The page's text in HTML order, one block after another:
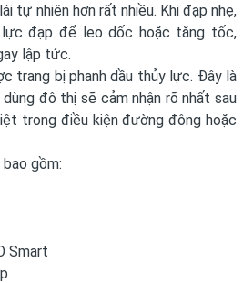
tự nhiên hơn rất nhiều. Khi đạp nhẹ,
đạp để leo dốc hoặc tăng tốc,
lập tức.
trang bị phanh dầu thủy lực. Đây là
đô thị sẽ cảm nhận rõ nhất sau
trong điều kiện đường đông hoặc
gồm:
Smart